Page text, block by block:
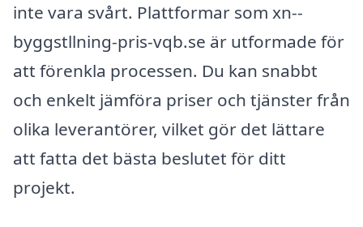
inte vara svårt. Plattformar som xn--
byggstllning-pris-vqb.se är utformade för
att förenkla processen. Du kan snabbt
och enkelt jämföra priser och tjänster från
olika leverantörer, vilket gör det lättare
att fatta det bästa beslutet för ditt
projekt.